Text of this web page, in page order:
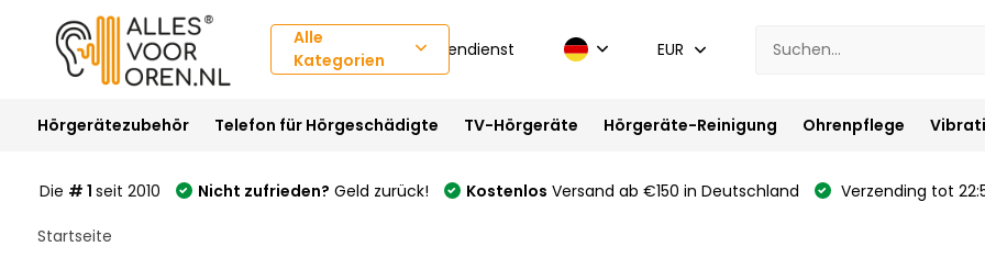
Alle
Kategorien
Kundendienst EUR
Hörgerätezubehör Telefon für Hörgeschädigte TV-Hörgeräte Hörgeräte-Reinigung Ohrenpflege
Die # 1 seit 2010 Nicht zufrieden? Geld zurück! Kostenlos Versand ab €150 in Deutschland Verzending tot
Startseite